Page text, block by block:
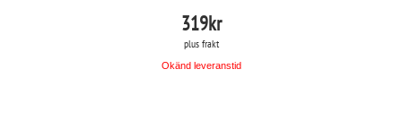
319kr
plus frakt
Okänd leveranstid